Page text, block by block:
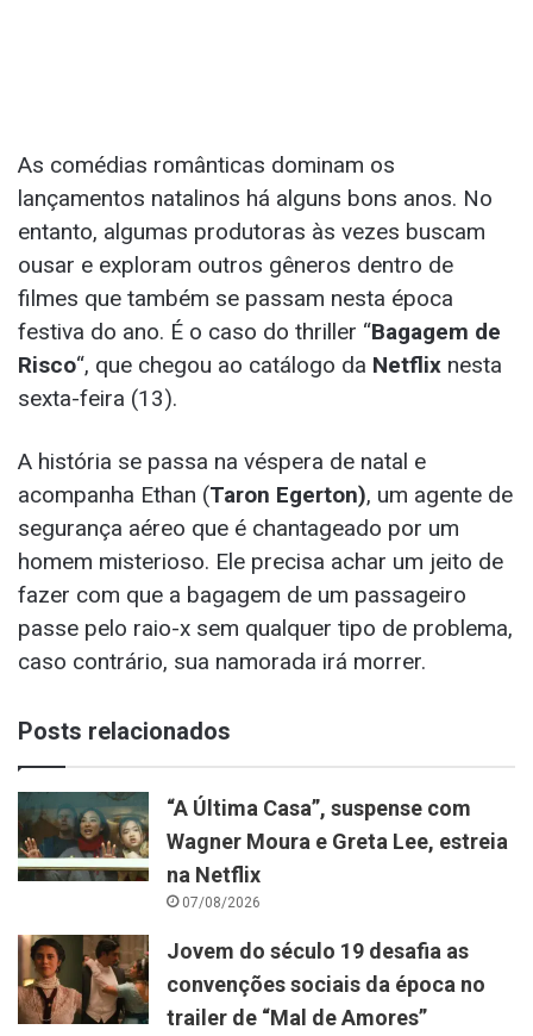
As comédias românticas dominam os
lançamentos natalinos há alguns bons anos. No
entanto, algumas produtoras às vezes buscam
ousar e exploram outros gêneros dentro de
filmes que também se passam nesta época
festiva do ano. É o caso do thriller “Bagagem de
Risco“, que chegou ao catálogo da Netflix nesta
sexta-feira (13).
A história se passa na véspera de natal e
acompanha Ethan (Taron Egerton), um agente de
segurança aéreo que é chantageado por um
homem misterioso. Ele precisa achar um jeito de
fazer com que a bagagem de um passageiro
passe pelo raio-x sem qualquer tipo de problema,
caso contrário, sua namorada irá morrer.
Posts relacionados
“A Última Casa”, suspense com
Wagner Moura e Greta Lee, estreia
na Netflix
07/08/2026
Jovem do século 19 desafia as
convenções sociais da época no
trailer de “Mal de Amores”